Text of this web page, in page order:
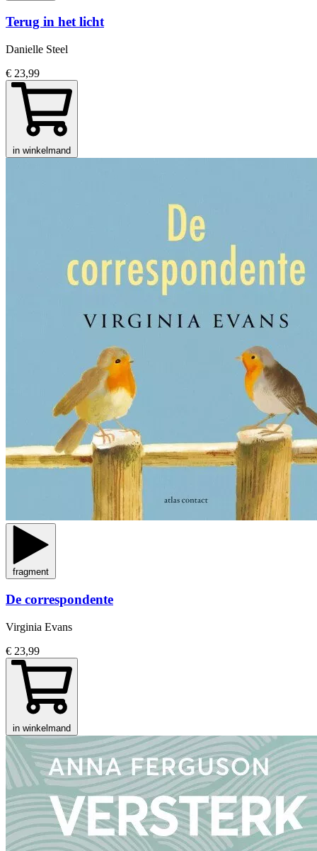
Terug in het licht
Danielle Steel
€ 23,99
in winkelmand
fragment
De correspondente
Virginia Evans
€ 23,99
in winkelmand